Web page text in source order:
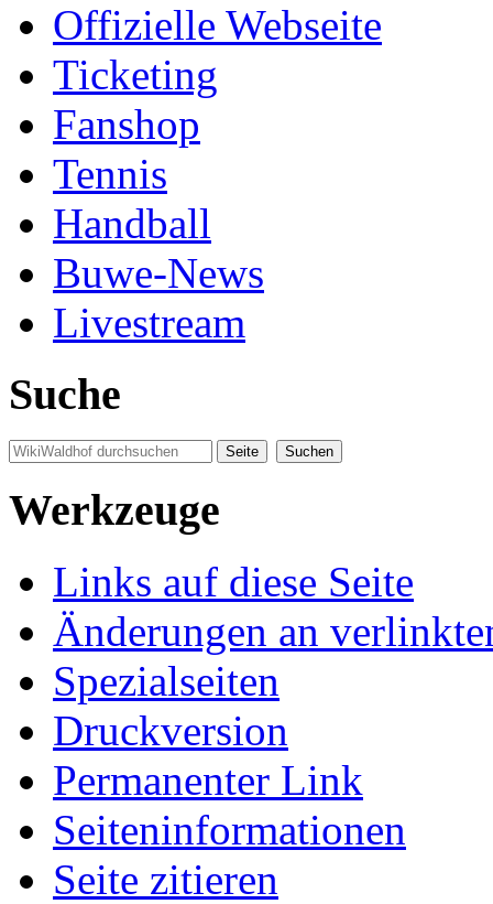
Offizielle Webseite
Ticketing
Fanshop
Tennis
Handball
Buwe-News
Livestream
Suche
Werkzeuge
Links auf diese Seite
Änderungen an
Spezialseiten
Druckversion
Permanenter Link
Seiten­informationen
Seite zitieren